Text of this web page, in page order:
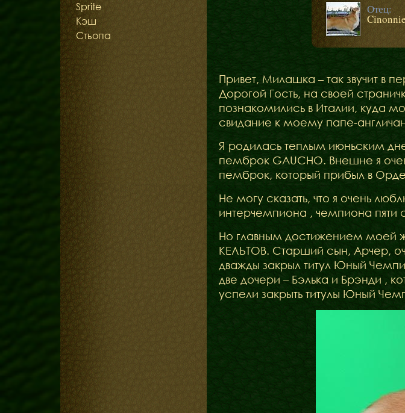
Sprite
Кэш
Стьопа
Отец:
Привет, Милашка – так звучит в
Дорогой Гость, на своей
познакомились в Италии, куда
свидание к моему папе-
Я родилась теплым июньским
пемброк GAUCHO. Внешне я
пемброк, который прибыл в
Не могу сказать, что я очень
интерчемпиона , чемпиона пяти
Но главным достижением моей
КЕЛЬТОВ. Старший сын, Арчер,
дважды закрыл титул Юный
две дочери – Бэлька и Брэнди ,
успели закрыть титулы Юный